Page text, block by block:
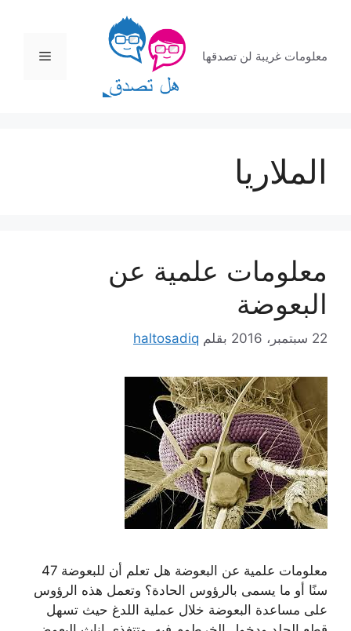
المحتوى
معلومات غريبة لن تصدقها القائمة
الملاريا
معلومات علمية عن
البعوضة
22 سبتمبر، 2016 بقلم haltosadiq
معلومات علمية عن البعوضة هل تعلم أن للبعوضة 47
سنًا أو ما يسمى بالرؤوس الحادة؟ وتعمل هذه الرؤوس
على مساعدة البعوضة خلال عملية اللدغ حيث تسهل